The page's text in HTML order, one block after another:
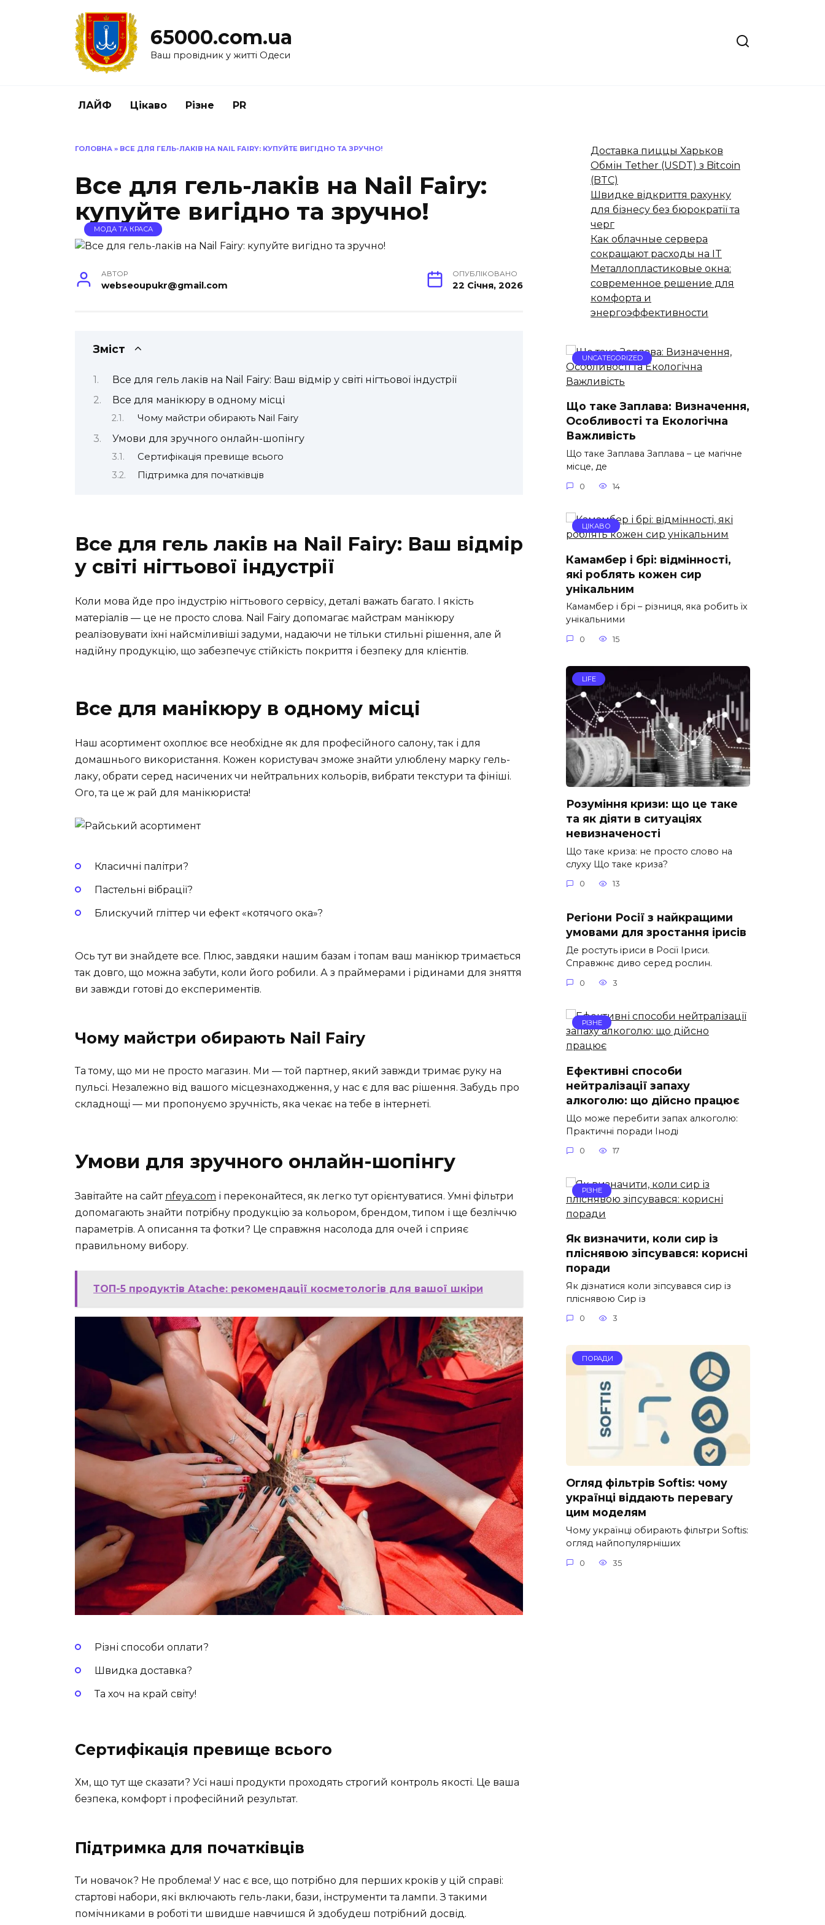
65000.com.ua
Ваш провідник у житті Одеси
ЛАЙФ Цікаво Різне PR
ГОЛОВНА » ВСЕ ДЛЯ ГЕЛЬ-ЛАКІВ НА NAIL FAIRY: КУПУЙТЕ ВИГІДНО ТА ЗРУЧНО!
Все для гель-лаків на Nail Fairy:
купуйте вигідно та зручно!
МОДА ТА КРАСА
АВТОР
webseoupukr@gmail.com
ОПУБЛІКОВАНО
22 Січня, 2026
Зміст
Все для гель лаків на Nail Fairy: Ваш відмір у світі нігтьової індустрії
Все для манікюру в одному місці
Чому майстри обирають Nail Fairy
Умови для зручного онлайн-шопінгу
Сертифікація превище всього
Підтримка для початківців
Все для гель лаків на Nail Fairy: Ваш відмір
у світі нігтьової індустрії
Коли мова йде про індустрію нігтьового сервісу, деталі важать багато. І якість
матеріалів — це не просто слова. Nail Fairy допомагає майстрам манікюру
реалізовувати їхні найсміливіші задуми, надаючи не тільки стильні рішення, але й
надійну продукцію, що забезпечує стійкість покриття і безпеку для клієнтів.
Все для манікюру в одному місці
Наш асортимент охоплює все необхідне як для професійного салону, так і для
домашнього використання. Кожен користувач зможе знайти улюблену марку гель-
лаку, обрати серед насичених чи нейтральних кольорів, вибрати текстури та фініші.
Ого, та це ж рай для манікюриста!
Класичні палітри?
Пастельні вібрації?
Блискучий гліттер чи ефект «котячого ока»?
Ось тут ви знайдете все. Плюс, завдяки нашим базам і топам ваш манікюр тримається
так довго, що можна забути, коли його робили. А з праймерами і рідинами для зняття
ви завжди готові до експериментів.
Чому майстри обирають Nail Fairy
Та тому, що ми не просто магазин. Ми — той партнер, який завжди тримає руку на
пульсі. Незалежно від вашого місцезнаходження, у нас є для вас рішення. Забудь про
складнощі — ми пропонуємо зручність, яка чекає на тебе в інтернеті.
Умови для зручного онлайн-шопінгу
Завітайте на сайт nfeya.com і переконайтеся, як легко тут орієнтуватися. Умні фільтри
допомагають знайти потрібну продукцію за кольором, брендом, типом і ще безліччю
параметрів. А описання та фотки? Це справжня насолода для очей і сприяє
правильному вибору.
ТОП-5 продуктів Atache: рекомендації косметологів для вашої шкіри
Різні способи оплати?
Швидка доставка?
Та хоч на край світу!
Сертифікація превище всього
Хм, що тут ще сказати? Усі наші продукти проходять строгий контроль якості. Це ваша
безпека, комфорт і професійний результат.
Підтримка для початківців
Ти новачок? Не проблема! У нас є все, що потрібно для перших кроків у цій справі:
стартові набори, які включають гель-лаки, бази, інструменти та лампи. З такими
помічниками в роботі ти швидше навчишся й здобудеш потрібний досвід.
Доставка пиццы Харьков
Обмін Tether (USDT) з Bitcoin
(BTC)
Швидке відкриття рахунку
для бізнесу без бюрократії та
черг
Как облачные сервера
сокращают расходы на IT
Металлопластиковые окна:
современное решение для
комфорта и
энергоэффективности
UNCATEGORIZED
Що таке Заплава: Визначення,
Особливості та Екологічна
Важливість
Що таке Заплава Заплава – це магічне
місце, де
0 14
ЦІКАВО
Камамбер і брі: відмінності,
які роблять кожен сир
унікальним
Камамбер і брі – різниця, яка робить їх
унікальними
0 15
LIFE
Розуміння кризи: що це таке
та як діяти в ситуаціях
невизначеності
Що таке криза: не просто слово на
слуху Що таке криза?
0 13
Регіони Росії з найкращими
умовами для зростання ірисів
Де ростуть іриси в Росії Іриси.
Справжнє диво серед рослин.
0 3
РІЗНЕ
Ефективні способи
нейтралізації запаху
алкоголю: що дійсно працює
Що може перебити запах алкоголю:
Практичні поради Іноді
0 17
РІЗНЕ
Як визначити, коли сир із
пліснявою зіпсувався: корисні
поради
Як дізнатися коли зіпсувався сир із
пліснявою Сир із
0 3
ПОРАДИ
Огляд фільтрів Softis: чому
українці віддають перевагу
цим моделям
Чому українці обирають фільтри Softis:
огляд найпопулярніших
0 35